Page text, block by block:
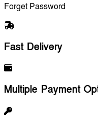
Forget Password
Fast Delivery
Multiple Payment